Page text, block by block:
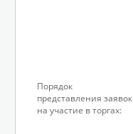
Порядок
представления заявок
на участие в торгах: